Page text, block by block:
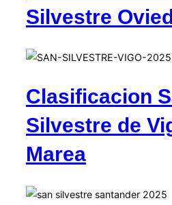
Silvestre
Clasificacion
Silvestre de
Marea